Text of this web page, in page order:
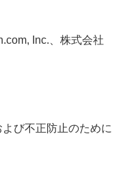
Inc.、株式会社
び不正防止のために